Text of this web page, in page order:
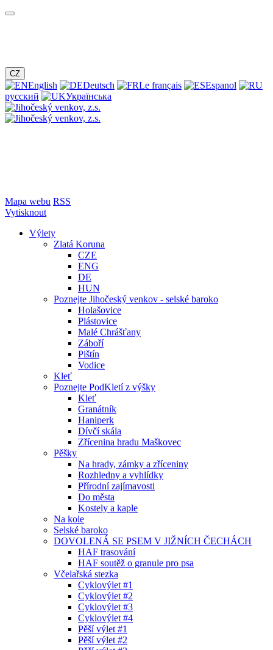
CZ
English Deutsch Le français
Espanol
русский
Українська
Mapa webu RSS
Vytisknout
Výlety
Zlatá Koruna
CZE
ENG
DE
HUN
Poznejte Jihočeský venkov - selské baroko
Holašovice
Plástovice
Malé Chrášťany
Záboří
Pištín
Vodice
Kleť
Poznejte PodKletí z výšky
Kleť
Granátník
Haniperk
Dívčí skála
Zřícenina hradu Maškovec
Pěšky
Na hrady, zámky a zříceniny
Rozhledny a vyhlídky
Přírodní zajímavosti
Do města
Kostely a kaple
Na kole
Selské baroko
DOVOLENÁ SE PSEM V JIŽNÍCH ČECHÁCH
HAF trasování
HAF soutěž o granule pro psa
Včelařská stezka
Cyklovýlet #1
Cyklovýlet #2
Cyklovýlet #3
Cyklovýlet #4
Pěší výlet #1
Pěší výlet #2